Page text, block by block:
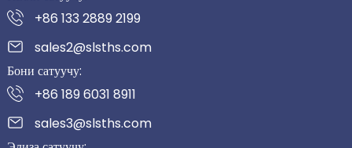
+86 133 2889 2199
sales2@slsths.com
Бони сатуучу:
+86 189 6031 8911
sales3@slsths.com